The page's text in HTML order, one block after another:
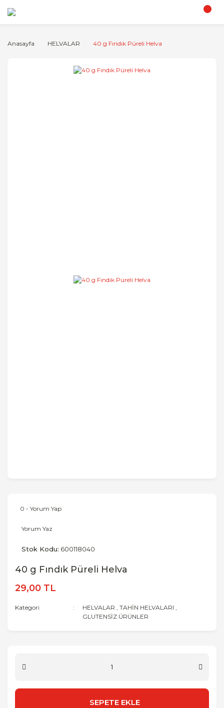
Anasayfa HELVALAR 40 g Fındık Püreli Helva
0 - Yorum Yap
Yorum Yaz
Stok Kodu: 600118040
40 g Fındık Püreli Helva
29,00 TL
Kategori HELVALAR ,TAHİN HELVALARI ,
GLUTENSİZ ÜRÜNLER
SEPETE EKLE